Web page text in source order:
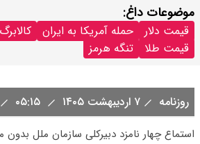
موضوعات داغ:
قیمت دلار حمله آمریکا به ایران
قیمت طلا
تنگه هرمز
روزنامه ۷ اردیبهشت ۱۴۰۵
استماع چهار نامزد دبیرکلی سازمان ملل بدون